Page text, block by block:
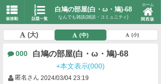
板移動 話題一覧
白鳩の部屋(白・ω・鳩)-68
なんでも雑談(雑談・コミュニティ)
ホーム
関西版
(大) (中) (小)
000 白鳩の部屋(白・ω・鳩)-68
+本文表示(000)
匿名さん 2024/03/04 23:19